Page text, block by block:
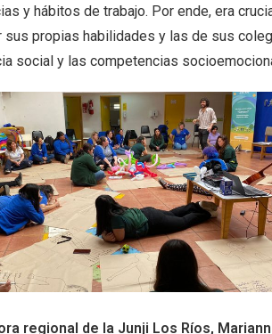
y hábitos de trabajo. Por ende, era
sus propias habilidades y las de sus
social y las competencias
regional de la Junji Los Ríos,